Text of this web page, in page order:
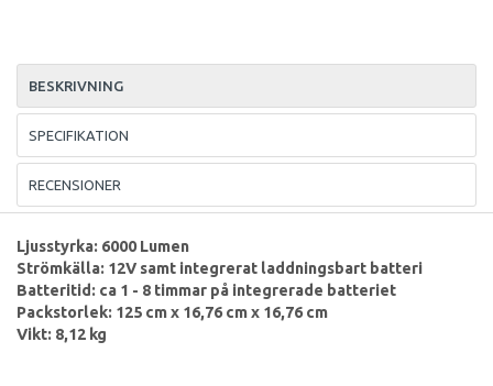
BESKRIVNING
SPECIFIKATION
RECENSIONER
Ljusstyrka: 6000 Lumen
Strömkälla: 12V samt integrerat laddningsbart batteri
Batteritid: ca 1 - 8 timmar på integrerade batteriet
Packstorlek: 125 cm x 16,76 cm x 16,76 cm
Vikt: 8,12 kg